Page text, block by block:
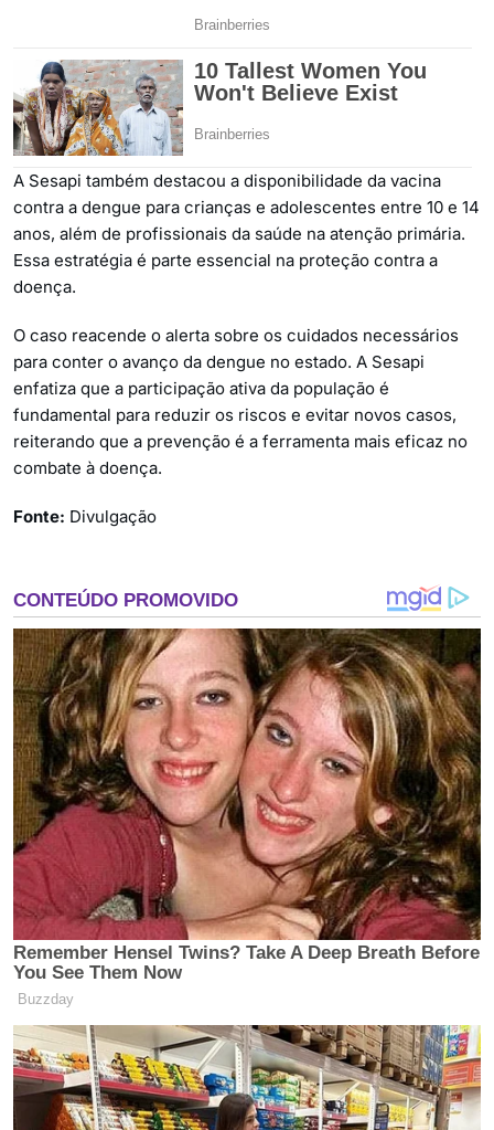
A Sesapi também destacou a disponibilidade da vacina
contra a dengue para crianças e adolescentes entre 10 e 14
anos, além de profissionais da saúde na atenção primária.
Essa estratégia é parte essencial na proteção contra a
doença.
O caso reacende o alerta sobre os cuidados necessários
para conter o avanço da dengue no estado. A Sesapi
enfatiza que a participação ativa da população é
fundamental para reduzir os riscos e evitar novos casos,
reiterando que a prevenção é a ferramenta mais eficaz no
combate à doença.
Fonte: Divulgação